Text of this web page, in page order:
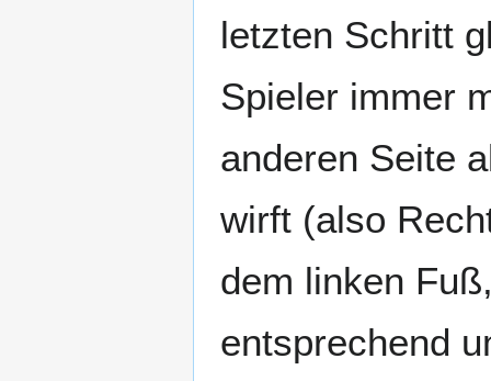
letzten Schritt
Spieler immer
anderen Seite
wirft (also
dem linken
entsprechend